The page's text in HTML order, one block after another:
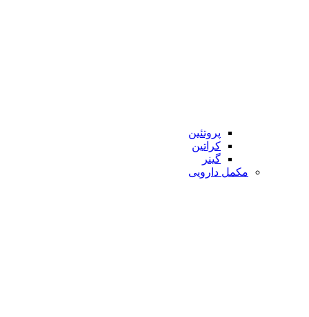
پروتئین
کراتین
گینر
مکمل دارویی